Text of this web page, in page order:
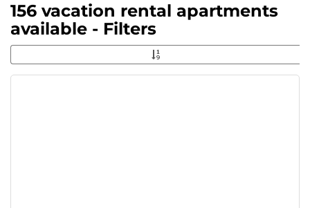
156 vacation rental apartments
available - Filters